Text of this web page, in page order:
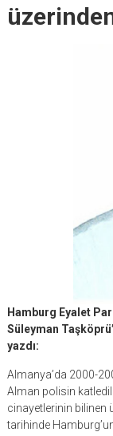
Hamburg Eyalet
Süleyman
yazdı:
Almanya’da 2000-
Alman polisin
cinayetlerinin bilinen
tarihinde